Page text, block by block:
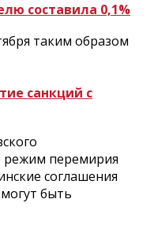
составила 0,1%
таким образом
санкций с
режим перемирия
соглашения
быть